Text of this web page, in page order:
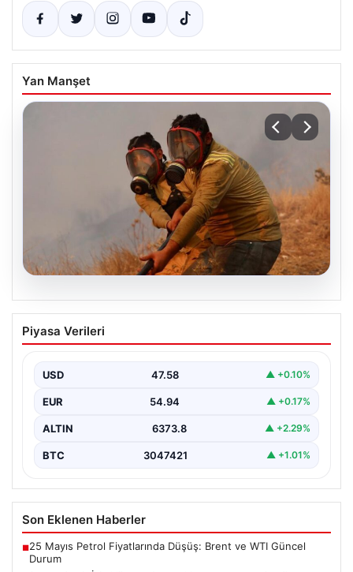
Yan Manşet
Dokuz Şehir İçin Yüksek Orman Yangını
Uyarısı: Bugün ve Yarın Kritik Günler
kesimlerinde yer alan toplam dokuz şehri yüksek…
Piyasa Verileri
USD 47.58 ▲ +0.10%
EUR 54.94 ▲ +0.17%
ALTIN 6373.8 ▲ +2.29%
BTC 3047421 ▲ +1.01%
Son Eklenen Haberler
■25 Mayıs Petrol Fiyatlarında Düşüş: Brent ve WTI Güncel
Durum